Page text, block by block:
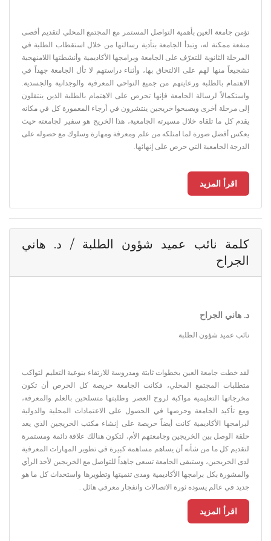
تؤمن جامعة العين بأهمية التواصل المستمر مع المجتمع المحلي لتقديم أقصى
منفعة ممكنة له، وتبدأ الجامعة بتأدية رسالتها من خلال استقطاب الطلبة في
المرحلة الثانوية للتعرّف على الجامعة وبرامجها الأكاديمية وأنشطتها اللامنهجية
تشجيعاً منها لهم على الالتحاق بها، وأثناء دراستهم لا تأل الجامعة جهداً في
الاهتمام بالطلبة ورعايتهم من جميع النواحي المعرفية والوجدانية والجسدية.
واستكمالاً لرسالة الجامعة فإنها تحرص على الاهتمام بالطلبة الذين ينتقلون
إلى مرحلة أخرى ويصبحوا خريجين ينتشرون في أرجاء المعمورة كل في مكانه
يقدم كل ما تلقاه خلال مسيرته الجامعية، هذا الخريج هو سفير لجامعته حيث
يعكس أفضل صورة لما امتلكه من علم ومعرفة ومهارة وسلوك مع حصوله على
الدرجة الجامعية التي حرص على إنهائها.
اقرأ المزيد
كلمة نائب عميد شؤون الطلبة / د. هاني
الجراح
د. هاني الجراح
نائب عميد شؤون الطلبة
لقد خطت جامعة العين بخطوات ثابتة ومدروسة للارتقاء بنوعية التعليم لتواكب
متطلبات المجتمع المحلي، فكانت الجامعة حريصة كل الحرص أن تكون
مخرجاتها التعليمية مواكبة لروح العصر وطلبتها متسلحين بالعلم والمعرفة،
ومع تأكيد الجامعة وحرصها في الحصول على الاعتمادات المحلية والدولية
لبرامجها الأكاديمية كانت أيضاً حريصة على إنشاء مكتب الخريجين الذي يعد
حلقة الوصل بين الخريجين وجامعتهم الأم، لتكون هنالك علاقة دائمة ومستمرة
لتقديم كل ما من شأنه أن يساهم مساهمة كبيرة في تطوير المهارات المعرفية
لدى الخريجين، وستبقى الجامعة تسعى جاهداً للتواصل مع الخريجين لأخذ الرأي
والمشورة بكل برامجها الأكاديمية ومدى تنميتها وتطويرها واستحداث كل ما هو
جديد في عالم يسوده ثورة الاتصالات وانفجار معرفي هائل .
اقرأ المزيد